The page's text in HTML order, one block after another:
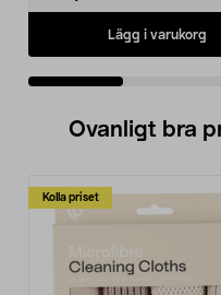
Lägg i varukorg
Ovanligt bra
Kolla priset